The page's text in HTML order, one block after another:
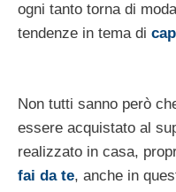
ogni tanto torna di
tendenze in tema di
Non tutti sanno però
essere acquistato al
realizzato in casa,
fai da te, anche in